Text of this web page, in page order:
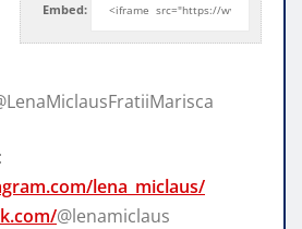
Embed:
lena_miclaus/
@lenamiclaus